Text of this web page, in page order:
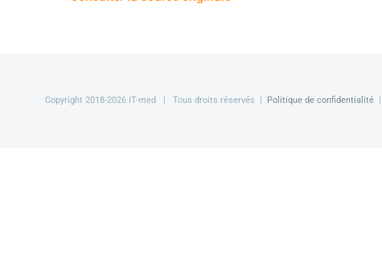
Copyright 2018-2026 IT-med | Tous droits réservés | Politique de confidentialité|